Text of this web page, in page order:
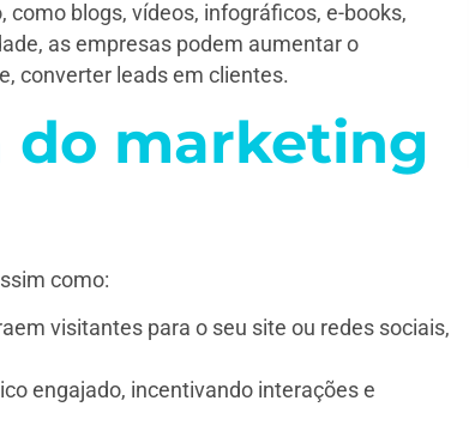
blogs, vídeos, infográficos, e-books,
as empresas podem aumentar o
converter leads em clientes.
do marketing
como:
visitantes para o seu site ou redes sociais,
engajado, incentivando interações e